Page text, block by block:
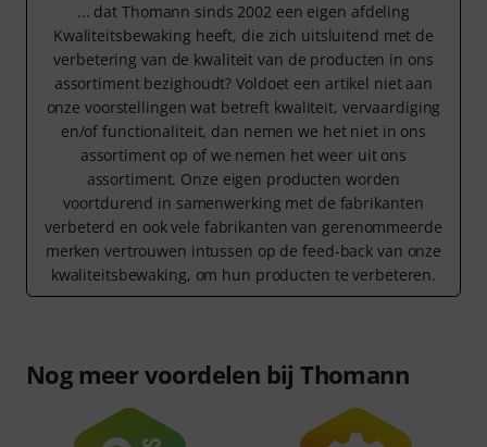
... dat Thomann sinds 2002 een eigen afdeling
Kwaliteitsbewaking heeft, die zich uitsluitend met de
verbetering van de kwaliteit van de producten in ons
assortiment bezighoudt? Voldoet een artikel niet aan
onze voorstellingen wat betreft kwaliteit, vervaardiging
en/of functionaliteit, dan nemen we het niet in ons
assortiment op of we nemen het weer uit ons
assortiment. Onze eigen producten worden
voortdurend in samenwerking met de fabrikanten
verbeterd en ook vele fabrikanten van gerenommeerde
merken vertrouwen intussen op de feed-back van onze
kwaliteitsbewaking, om hun producten te verbeteren.
Nog meer voordelen bij Thomann